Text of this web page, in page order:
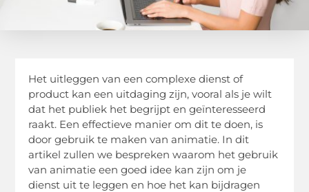
Het uitleggen van een complexe dienst of
product kan een uitdaging zijn, vooral als je wilt
dat het publiek het begrijpt en geïnteresseerd
raakt. Een effectieve manier om dit te doen, is
door gebruik te maken van animatie. In dit
artikel zullen we bespreken waarom het gebruik
van animatie een goed idee kan zijn om je
dienst uit te leggen en hoe het kan bijdragen